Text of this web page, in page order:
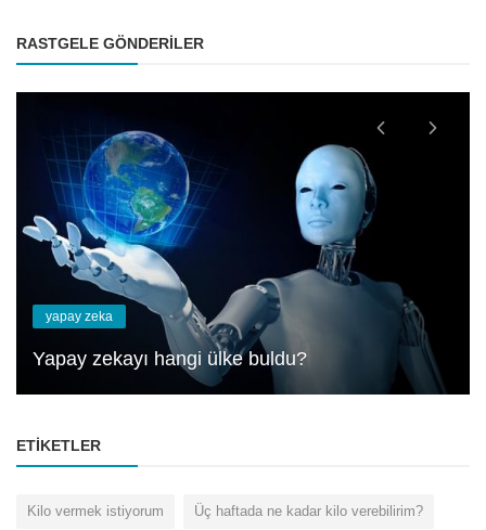
RASTGELE GÖNDERILER
yapay zeka
Yapay zekayı hangi ülke buldu?
ETIKETLER
Kilo vermek istiyorum Üç haftada ne kadar kilo verebilirim?